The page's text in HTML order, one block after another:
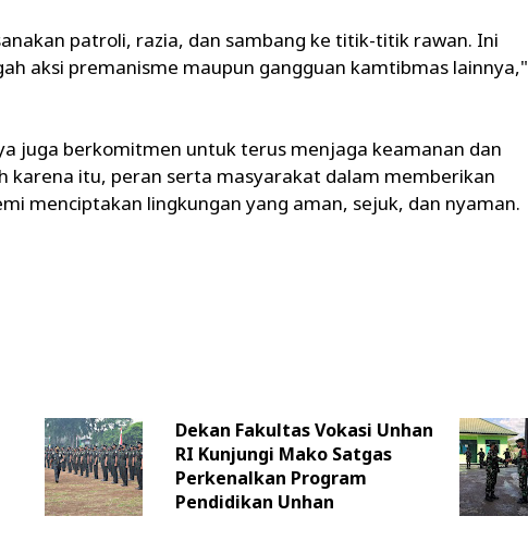
patroli, razia, dan sambang ke titik-titik rawan. Ini
aksi premanisme maupun gangguan kamtibmas lainnya,"
juga berkomitmen untuk terus menjaga keamanan dan
karena itu, peran serta masyarakat dalam memberikan
menciptakan lingkungan yang aman, sejuk, dan nyaman.
Dekan Fakultas Vokasi Unhan
RI Kunjungi Mako Satgas
Perkenalkan Program
Pendidikan Unhan